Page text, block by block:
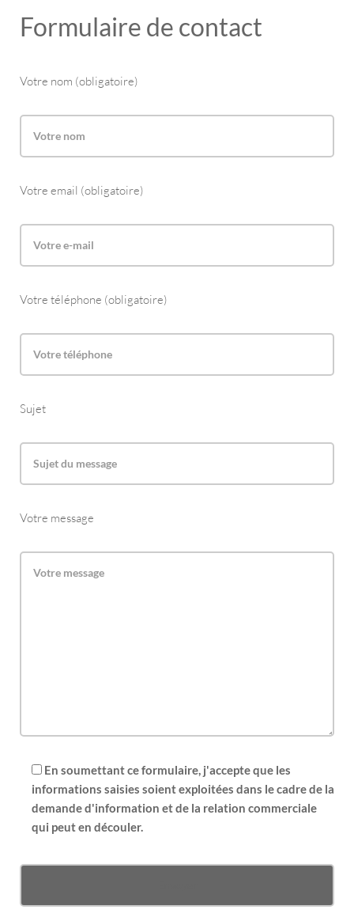
Formulaire de contact
Votre nom (obligatoire)
Votre email (obligatoire)
Votre téléphone (obligatoire)
Sujet
Votre message
En soumettant ce formulaire, j'accepte que les
informations saisies soient exploitées dans le cadre de la
demande d'information et de la relation commerciale
qui peut en découler.